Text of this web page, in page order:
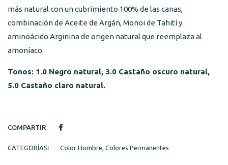
más natural con un cubrimiento 100% de las canas,
combinación de Aceite de Argán, Monoi de Tahití y
aminoácido Arginina de origen natural que reemplaza al
amoníaco.
Tonos: 1.0 Negro natural, 3.0 Castaño oscuro natural,
5.0 Castaño claro natural.
COMPARTIR
CATEGORÍAS: Color Hombre, Colores Permanentes